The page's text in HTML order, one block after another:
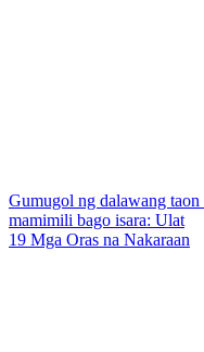
Gumugol ng dalawang
mamimili bago isara: Ulat
19 Mga Oras na Nakaraan